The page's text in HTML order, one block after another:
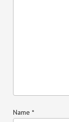
Name *